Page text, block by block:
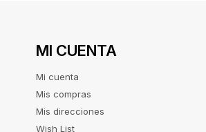
MI CUENTA
Mi cuenta
Mis compras
Mis direcciones
Wish List